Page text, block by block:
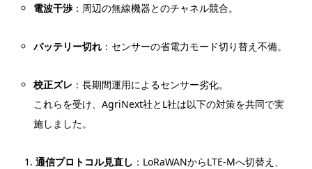
電波干渉：周辺の無線機器とのチャネル競合。
バッテリー切れ ：センサーの省電力モード切り替え不備。
校正ズレ ：長期間運用によるセンサー劣化。
これらを受け、AgriNext社とL社は以下の対策を共同で実
施しました。
通信プロトコル見直し ：LoRaWANからLTE-Mへ切替え、